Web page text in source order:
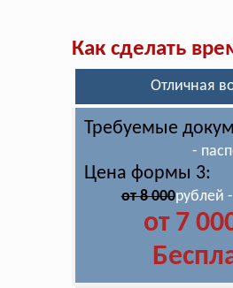
Как сделать
Отличная
Требуемые
-
Цена формы 3:
от 8 000рублей
от 7